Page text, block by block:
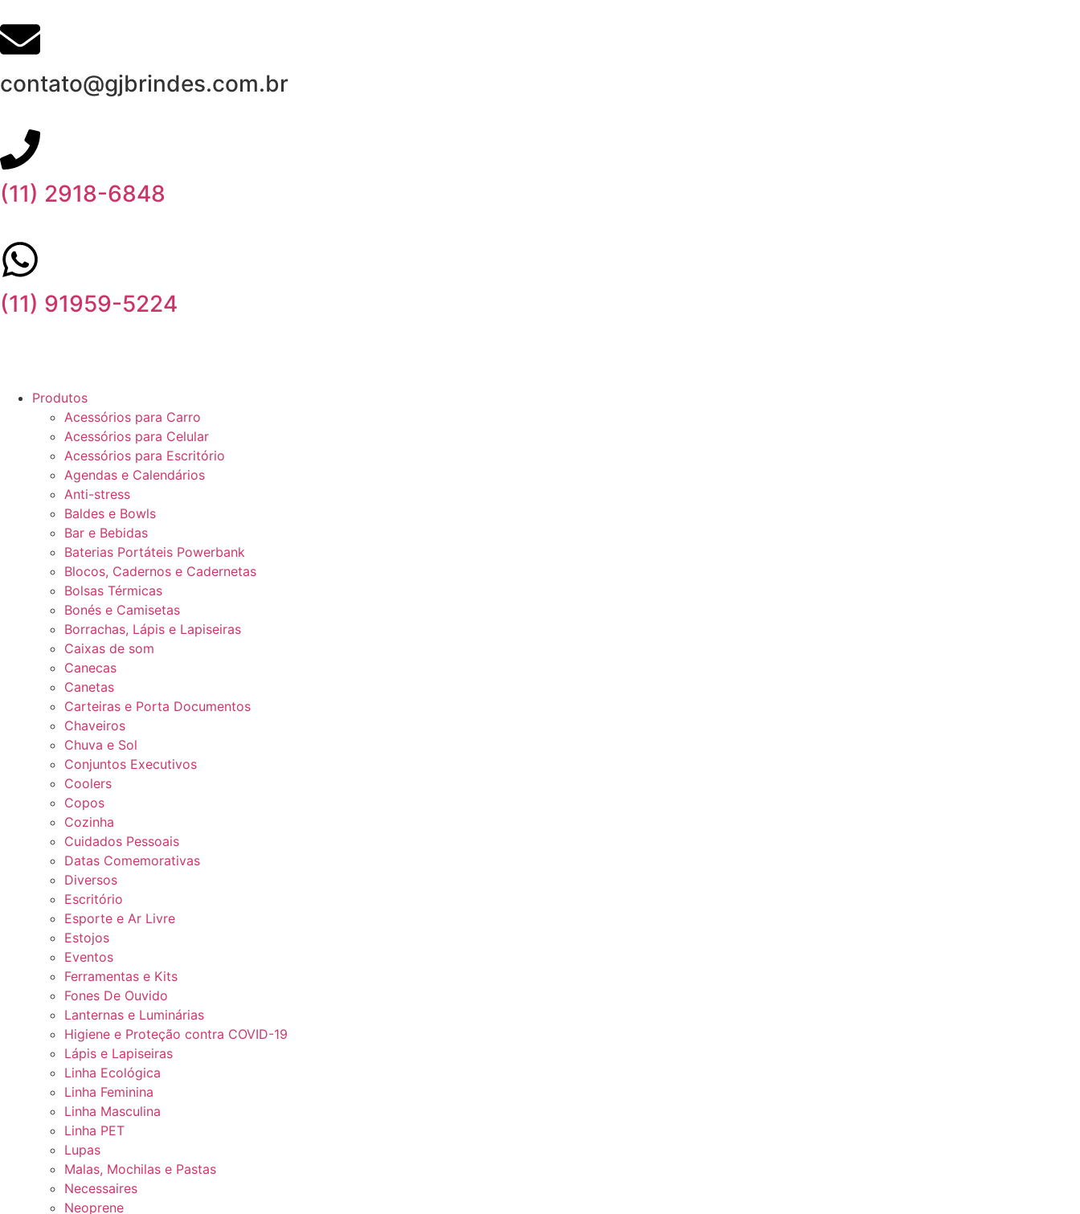
contato@gjbrindes.com.br
(11) 2918-6848
(11) 91959-5224
Produtos
Acessórios para Carro
Acessórios para Celular
Acessórios para Escritório
Agendas e Calendários
Anti-stress
Baldes e Bowls
Bar e Bebidas
Baterias Portáteis Powerbank
Blocos, Cadernos e Cadernetas
Bolsas Térmicas
Bonés e Camisetas
Borrachas, Lápis e Lapiseiras
Caixas de som
Canecas
Canetas
Carteiras e Porta Documentos
Chaveiros
Chuva e Sol
Conjuntos Executivos
Coolers
Copos
Cozinha
Cuidados Pessoais
Datas Comemorativas
Diversos
Escritório
Esporte e Ar Livre
Estojos
Eventos
Ferramentas e Kits
Fones De Ouvido
Lanternas e Luminárias
Higiene e Proteção contra COVID-19
Lápis e Lapiseiras
Linha Ecológica
Linha Feminina
Linha Masculina
Linha PET
Lupas
Malas, Mochilas e Pastas
Necessaires
Neoprene